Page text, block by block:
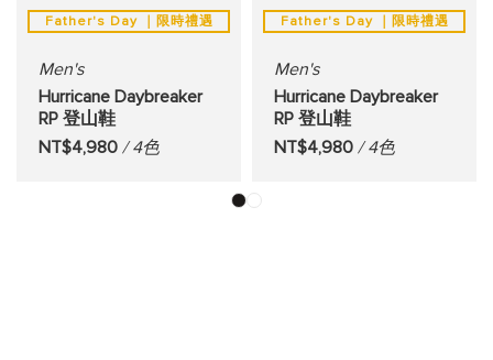
Father's Day ｜限時禮遇
Men's
Hurricane Daybreaker
RP 登山鞋
NT$4,980 / 4色
Father's Day ｜限時禮遇
Men's
Hurricane Daybreaker
RP 登山鞋
NT$4,980 / 4色